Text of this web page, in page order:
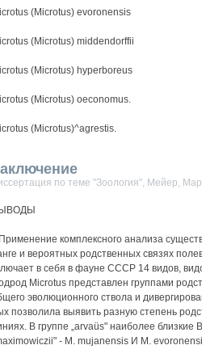
(Microtus) evoronensis
(Microtus) middendorffii
(Microtus) hyperboreus
(Microtus) oeconomus.
(Microtus)^agrestis.
по теме "Зоология", Мейер,
Применение комплексного анализа
и вероятных родственных связях
в себя в фауне СССР 14 видов,
Microtus представлен группами
эволюционного ствола и
позволила выявить разную степень
В группе „arvaüs" наиболее
- М. mujanensis И М.